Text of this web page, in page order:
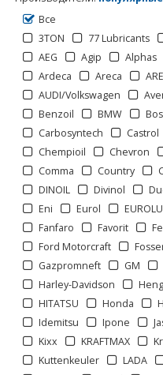
Все
3TON
77 Lubricants
AEG
Agip Alphas
Ardeca
Areca
AUDI/Volkswagen
Benzoil
BMW
Carbosyntech
Castrol
Chempioil
Chevron
Comma
Country
DINOIL
Divinol
Eni
Eurol
Fanfaro
Favorit
Ford Motorcraft
Gazpromneft
GM
Harley-Davidson
HITATSU
Honda
Idemitsu
Ipone
Kixx
KRAFTMAX
Kuttenkeuler
LADA